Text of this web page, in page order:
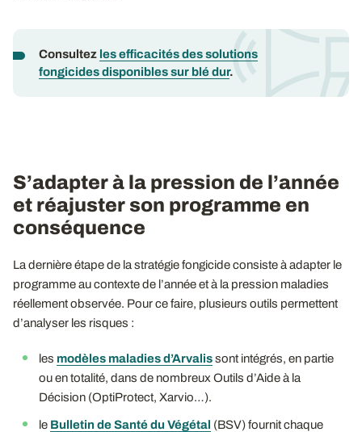
Consultez les efficacités des solutions
fongicides disponibles sur blé dur.
S’adapter à la pression de l’année
et réajuster son programme en
conséquence
La dernière étape de la stratégie fongicide consiste à adapter le
programme au contexte de l’année et à la pression maladies
réellement observée. Pour ce faire, plusieurs outils permettent
d’analyser les risques :
les modèles maladies d’Arvalissont intégrés, en partie
ou en totalité, dans de nombreux Outils d’Aide à la
Décision (OptiProtect, Xarvio…).
le Bulletin de Santé du Végétal (BSV) fournit chaque